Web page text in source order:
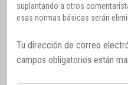
suplantando a otros
esas normas básicas serán
Tu dirección de correo
campos obligatorios están